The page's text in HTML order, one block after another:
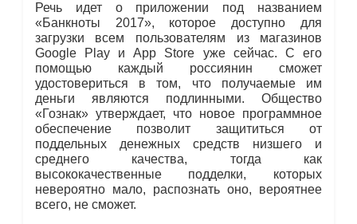
Речь идет о приложении под названием
«Банкноты 2017», которое доступно для
загрузки всем пользователям из магазинов
Google Play и App Store уже сейчас. С его
помощью каждый россиянин сможет
удостовериться в том, что получаемые им
деньги являются подлинными. Общество
«Гознак» утверждает, что новое программное
обеспечение позволит защититься от
поддельных денежных средств низшего и
среднего качества, тогда как
высококачественные подделки, которых
невероятно мало, распознать оно, вероятнее
всего, не сможет.